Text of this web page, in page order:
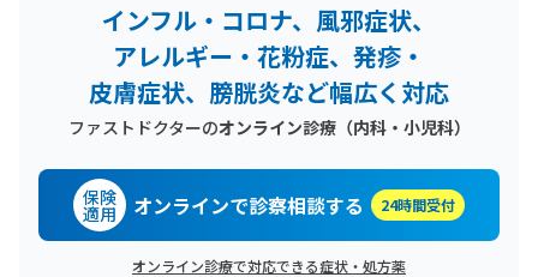
インフル・コロナ、風邪症状、
アレルギー・花粉症、発疹・
皮膚症状、膀胱炎など幅広く対応
ファストドクターのオンライン診療（内科・小児科）
保険
適用 オンラインで診察相談する 24時間受付
オンライン診療で対応できる症状・処方薬